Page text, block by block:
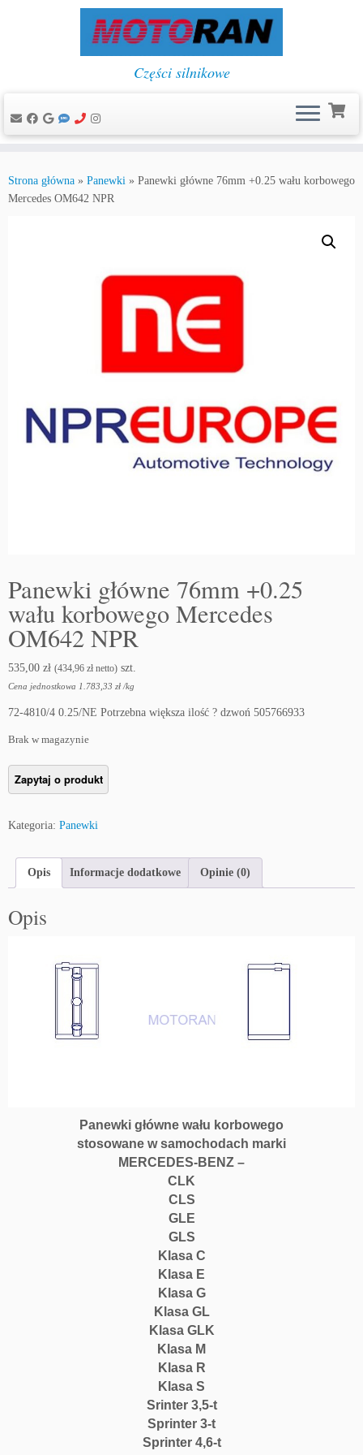
do
treści
Części silnikowe
Strona główna » Panewki » Panewki główne 76mm +0.25 wału korbowego
Mercedes OM642 NPR
Panewki główne 76mm +0.25
wału korbowego Mercedes
OM642 NPR
535,00 zł (434,96 zł netto) szt.
Cena jednostkowa 1.783,33 zł /kg
72-4810/4 0.25/NE Potrzebna większa ilość ? dzwoń 505766933
Brak w magazynie
Kategoria: Panewki
Opis Informacje dodatkowe Opinie (0)
Opis
Panewki główne wału korbowego
stosowane w samochodach marki
MERCEDES-BENZ –
CLK
CLS
GLE
GLS
Klasa C
Klasa E
Klasa G
Klasa GL
Klasa GLK
Klasa M
Klasa R
Klasa S
Srinter 3,5-t
Sprinter 3-t
Sprinter 4,6-t